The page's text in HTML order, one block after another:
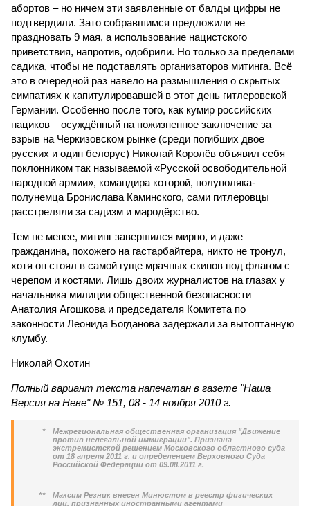
абортов – но ничем эти заявленные от балды цифры не
подтвердили. Зато собравшимся предложили не
праздновать 9 мая, а использование нацистского
приветствия, напротив, одобрили. Но только за пределами
садика, чтобы не подставлять организаторов митинга. Всё
это в очередной раз навело на размышления о скрытых
симпатиях к капитулировавшей в этот день гитлеровской
Германии. Особенно после того, как кумир российских
нациков – осуждённый на пожизненное заключение за
взрыв на Черкизовском рынке (среди погибших двое
русских и один белорус) Николай Королёв объявил себя
поклонником так называемой «Русской освободительной
народной армии», командира которой, полуполяка-
полунемца Бронислава Каминского, сами гитлеровцы
расстреляли за садизм и мародёрство.
Тем не менее, митинг завершился мирно, и даже
гражданина, похожего на гастарбайтера, никто не тронул,
хотя он стоял в самой гуще мрачных скинов под флагом с
черепом и костями. Лишь двоих журналистов на глазах у
начальника милиции общественной безопасности
Анатолия Агошкова и председателя Комитета по
законности Леонида Богданова задержали за вытоптанную
клумбу.
Николай Охотин
Полный вариант текста напечатан в газете "Наша
Версия на Неве" № 151, 08 - 14 ноября 2010 г.
*
Межрегиональная общественная организация "Движение
против нелегальной иммиграции". Признана
экстремистской решением Московского областного суда
от 18 апреля 2011 г. и определением Верховного Суда
Российской Федерации от 09.08.2011 г.
**
Максим Резник внесен Минюстом в реестр физических
лиц, признанных иностранными агентами